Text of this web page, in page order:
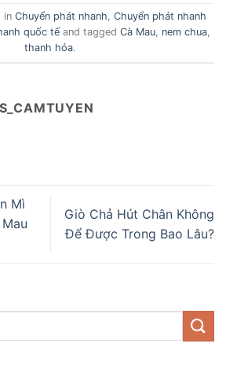
in Chuyển phát nhanh, Chuyển phát nhanh
quốc tế and tagged Cà Mau, nem chua,
thanh hóa.
Mì
Giò Chả Hút Chân Không
Để Được Trong Bao Lâu?